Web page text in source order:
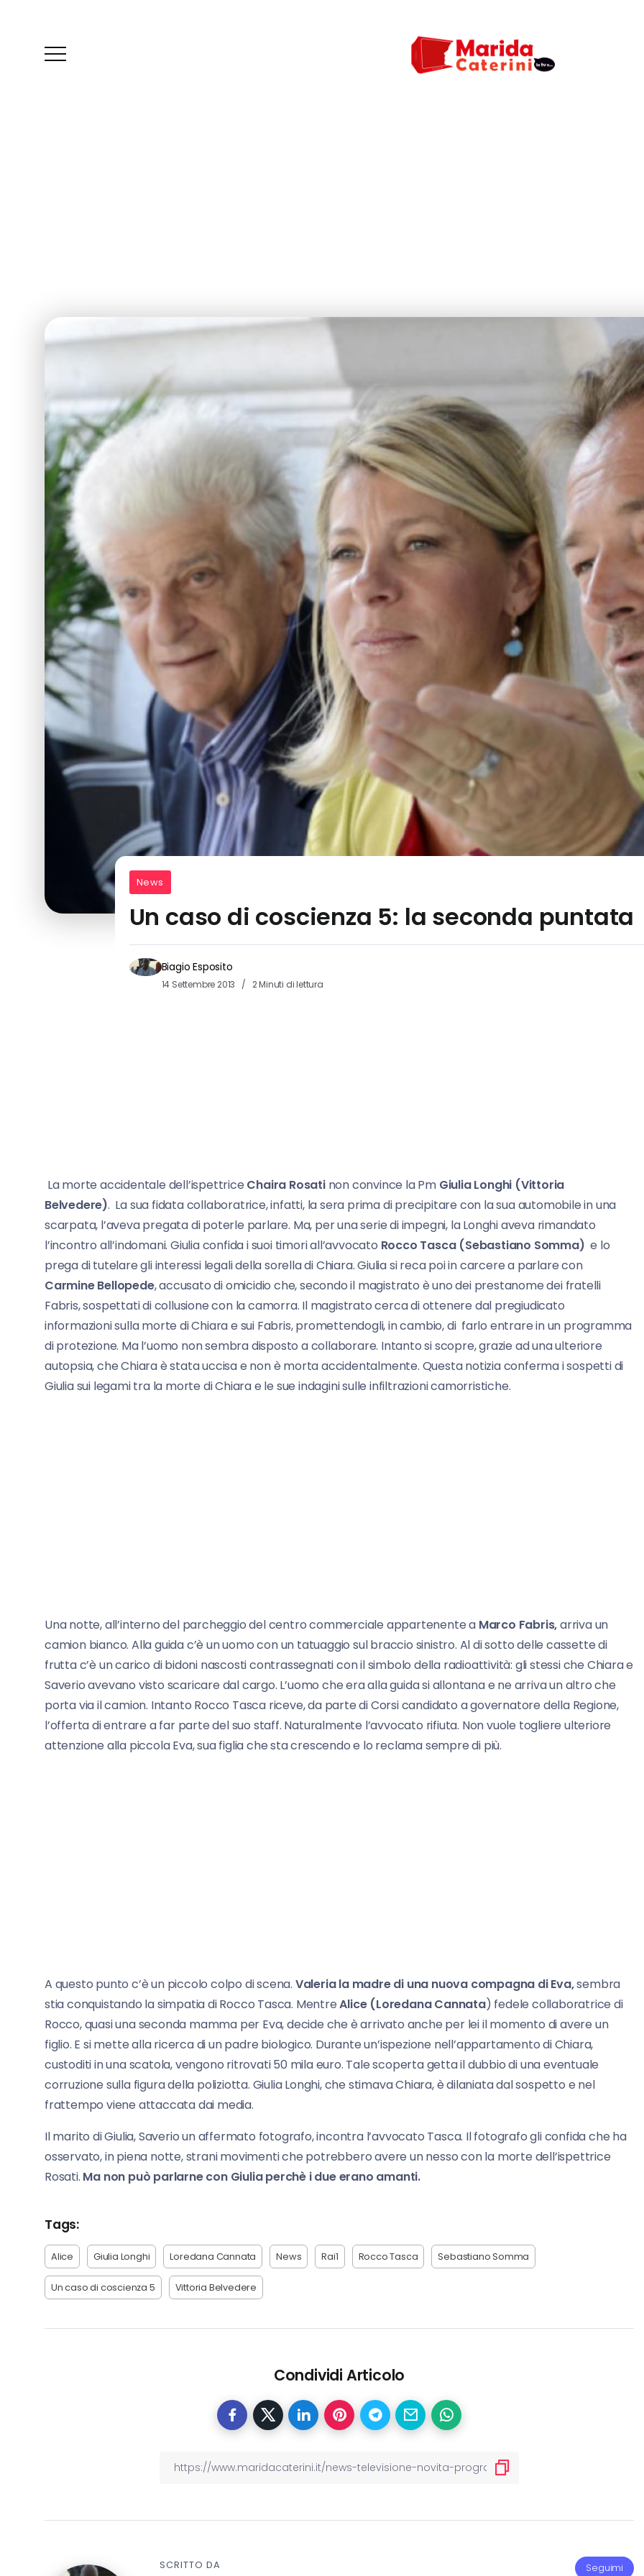
News
Un caso di coscienza 5: la seconda puntata
Biagio Esposito
14 Settembre 2013 2 Minuti di lettura
La morte accidentale dell’ispettrice Chaira Rosatinon convince la Pm Giulia Longhi (Vittoria
Belvedere). La sua fidata collaboratrice, infatti, la sera prima di precipitare con la sua automobile in una
scarpata, l’aveva pregata di poterle parlare. Ma, per una serie di impegni, la Longhi aveva rimandato
l’incontro all’indomani. Giulia confida i suoi timori all’avvocato Rocco Tasca (Sebastiano Somma) e lo
prega di tutelare gli interessi legali della sorella di Chiara. Giulia si reca poi in carcere a parlare con
Carmine Bellopede, accusato di omicidio che, secondo il magistrato è uno dei prestanome dei fratelli
Fabris, sospettati di collusione con la camorra. Il magistrato cerca di ottenere dal pregiudicato
informazioni sulla morte di Chiara e sui Fabris, promettendogli, in cambio, di farlo entrare in un programma
di protezione. Ma l’uomo non sembra disposto a collaborare. Intanto si scopre, grazie ad una ulteriore
autopsia, che Chiara è stata uccisa e non è morta accidentalmente. Questa notizia conferma i sospetti di
Giulia sui legami tra la morte di Chiara e le sue indagini sulle infiltrazioni camorristiche.
Una notte, all’interno del parcheggio del centro commerciale appartenente a Marco Fabris,arriva un
camion bianco. Alla guida c’è un uomo con un tatuaggio sul braccio sinistro. Al di sotto delle cassette di
frutta c’è un carico di bidoni nascosti contrassegnati con il simbolo della radioattività: gli stessi che Chiara e
Saverio avevano visto scaricare dal cargo. L’uomo che era alla guida si allontana e ne arriva un altro che
porta via il camion. Intanto Rocco Tasca riceve, da parte di Corsi candidato a governatore della Regione,
l’offerta di entrare a far parte del suo staff. Naturalmente l’avvocato rifiuta. Non vuole togliere ulteriore
attenzione alla piccola Eva, sua figlia che sta crescendo e lo reclama sempre di più.
A questo punto c’è un piccolo colpo di scena. Valeria la madre di una nuova compagna di Eva,sembra
stia conquistando la simpatia di Rocco Tasca. MentreAlice (Loredana Cannata) fedele collaboratrice di
Rocco, quasi una seconda mamma per Eva, decide che è arrivato anche per lei il momento di avere un
figlio. E si mette alla ricerca di un padre biologico. Durante un’ispezione nell’appartamento di Chiara,
custoditi in una scatola, vengono ritrovati 50 mila euro. Tale scoperta getta il dubbio di una eventuale
corruzione sulla figura della poliziotta. Giulia Longhi, che stimava Chiara, è dilaniata dal sospetto e nel
frattempo viene attaccata dai media.
Il marito di Giulia, Saverio un affermato fotografo, incontra l’avvocato Tasca. Il fotografo gli confida che ha
osservato, in piena notte, strani movimenti che potrebbero avere un nesso con la morte dell’ispettrice
Rosati. Ma non può parlarne con Giulia perchè i due erano amanti.
Tags:
Alice Giulia Longhi Loredana Cannata News Rai1 Rocco Tasca Sebastiano Somma
Un caso di coscienza 5 Vittoria Belvedere
Condividi Articolo
Seguimi
SCRITTO DA